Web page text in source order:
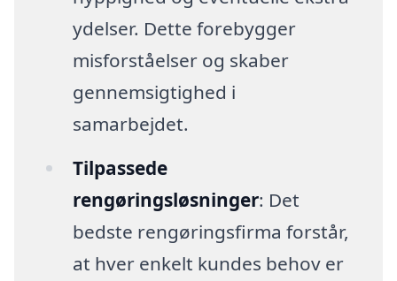
ydelser. Dette forebygger
misforståelser og skaber
gennemsigtighed i
samarbejdet.
Tilpassede
rengøringsløsninger: Det
bedste rengøringsfirma forstår,
at hver enkelt kundes behov er